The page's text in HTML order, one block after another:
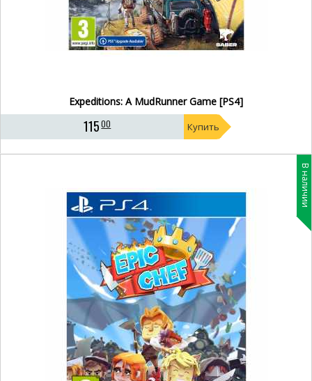
Expeditions: A MudRunner Game [PS4]
11500 Купить
В наличии